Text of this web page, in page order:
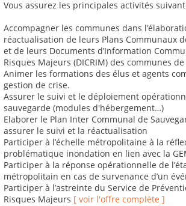
Vous assurez les principales activités
Accompagner les communes dans
réactualisation de leurs Plans Communaux
et de leurs Documents d’Information
Risques Majeurs (DICRIM) des communes
Animer les formations des élus et agents
gestion de crise.
Assurer le suivi et le déploiement
sauvegarde (modules d'hébergement…)
Elaborer le Plan Inter Communal de
assurer le suivi et la réactualisation
Participer à l’échelle métropolitaine à la
problématique inondation en lien avec la
Participer à la réponse opérationnelle de
métropolitain en cas de survenance d’un
Participer à l’astreinte du Service de
Risques Majeurs [ voir l'offre complète ]